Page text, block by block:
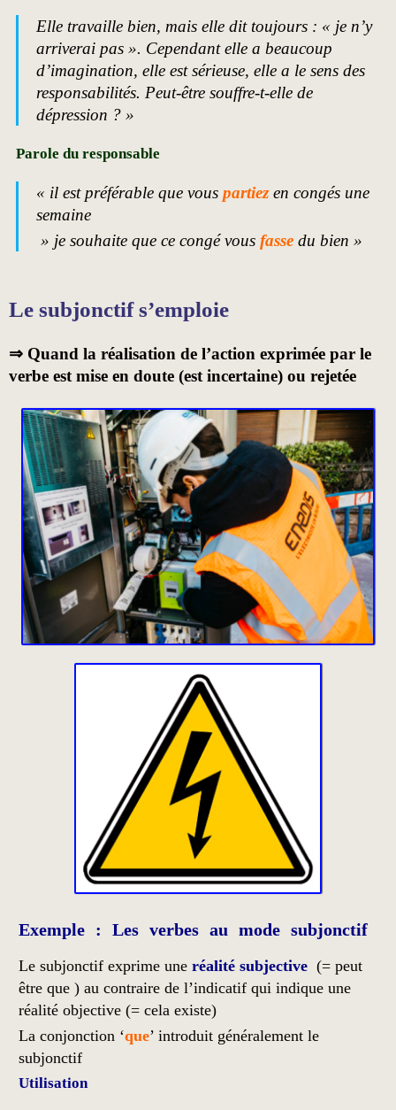
Elle travaille bien, mais elle dit toujours : « je n’y
arriverai pas ». Cependant elle a beaucoup
d’imagination, elle est sérieuse, elle a le sens des
responsabilités. Peut-être souffre-t-elle de
dépression ? »
Parole du responsable
« il est préférable que vous partiezen congés une
semaine
» je souhaite que ce congé vous fasse du bien »
Le subjonctif s’emploie
⇒ Quand la réalisation de l’action exprimée par le
verbe est mise en doute (est incertaine) ou rejetée
Exemple : Les verbes au mode subjonctif
Le subjonctif exprime une réalité subjective (= peut
être que ) au contraire de l’indicatif qui indique une
réalité objective (= cela existe)
La conjonction ‘que’ introduit généralement le
subjonctif
Utilisation